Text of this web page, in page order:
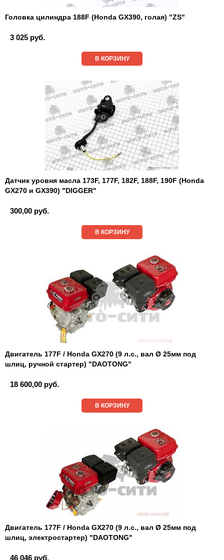
Головка цилиндра 188F (Honda GX390, голая) "ZS"
3 025 руб.
В КОРЗИНУ
Датчик уровня масла 173F, 177F, 182F, 188F, 190F (Honda
GX270 и GX390) "DIGGER"
300,00 руб.
В КОРЗИНУ
Двигатель 177F / Honda GX270 (9 л.с., вал Ø 25мм под
шлиц, ручной стартер) "DAOTONG"
18 600,00 руб.
В КОРЗИНУ
Двигатель 177F / Honda GX270 (9 л.с., вал Ø 25мм под
шлиц, электростартер) "DAOTONG"
46 046 руб.